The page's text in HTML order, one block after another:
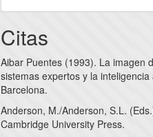
Citas
Aibar Puentes (1993). La imagen
sistemas expertos y la
Barcelona.
Anderson, M./Anderson, S.L.
Cambridge University Press.